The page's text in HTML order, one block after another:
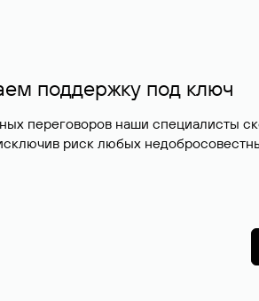
поддержку под ключ
переговоров наши специалисты
риск любых